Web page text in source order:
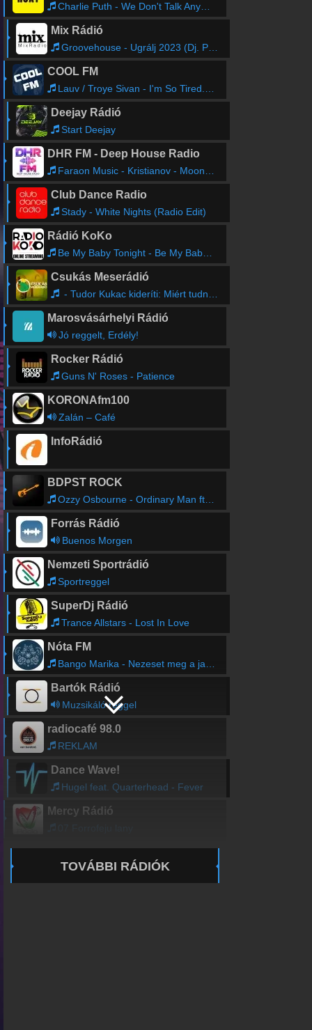
Charlie Puth - We Don't Talk Anymore feat. Selena Gomez
Mix Rádió
Groovehouse - Ugrálj 2023 (Dj. Pásztor Remix)
COOL FM
Lauv / Troye Sivan - I'm So Tired... (Baaku Remix)
Deejay Rádió
Start Deejay
DHR FM - Deep House Radio
Faraon Music - Kristianov - Moondance @Faraon krystian
Club Dance Radio
Stady - White Nights (Radio Edit)
Rádió KoKo
Be My Baby Tonight - Be My Baby Tonight 1950s
Csukás Meserádió
- Tudor Kukac kideríti: Miért tudnak a hangyák falramászni?
Marosvásárhelyi Rádió
Jó reggelt, Erdély!
Rocker Rádió
Guns N' Roses - Patience
KORONAfm100
Zalán – Café
InfoRádió
BDPST ROCK
Ozzy Osbourne - Ordinary Man ft. Elton John
Forrás Rádió
Buenos Morgen
Nemzeti Sportrádió
Sportreggel
SuperDj Rádió
Trance Allstars - Lost In Love
Nóta FM
Bango Marika - Nezeset meg a jarasat
Bartók Rádió
Muzsikáló reggel
radiocafé 98.0
REKLAM
Dance Wave!
Hugel feat. Quarterhead - Fever
Mercy Rádió
TOVÁBBI RÁDIÓK